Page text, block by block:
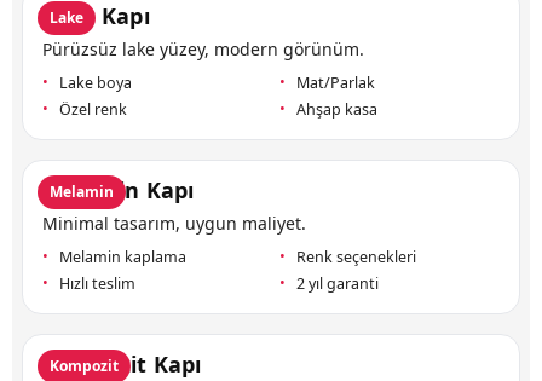
Lake
Lake Kapı
Pürüzsüz lake yüzey, modern görünüm.
Lake boya
Mat/Parlak
Özel renk
Ahşap kasa
Melamin
Melamin Kapı
Minimal tasarım, uygun maliyet.
Melamin kaplama
Renk seçenekleri
Hızlı teslim
2 yıl garanti
Kompozit
Kompozit Kapı